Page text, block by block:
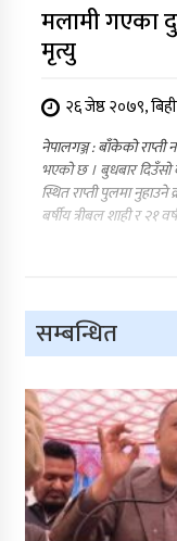
मलामी गएका
मृत्यु
२६ जेष्ठ २०७९,
नेपालगञ्ज : बाँकेको
भएको छ । बुधबार दिउँसो
स्थित राप्ती पुलमा
बर्षीय त्रीबल शाही र
सम्बन्धित